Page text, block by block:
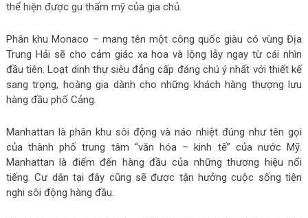
thể hiện được gu thẩm mỹ của gia chủ.
Phân khu Monaco – mang tên một công quốc giàu có vùng Địa
Trung Hải sẽ cho cảm giác xa hoa và lộng lẫy ngay từ cái nhìn
đầu tiên. Loạt dinh thự siêu đẳng cấp đáng chú ý nhất với thiết kế
sang trọng, hoàng gia dành cho những khách hàng thượng lưu
hàng đầu phố Cảng.
Manhattan là phân khu sôi động và náo nhiệt đúng như tên gọi
của thành phố trung tâm “văn hóa – kinh tế” của nước Mỹ.
Manhattan là điểm đến hàng đầu của những thương hiệu nổi
tiếng. Cư dân tại đây cũng sẽ được tận hưởng cuộc sống tiện
nghi sôi động hàng đầu.